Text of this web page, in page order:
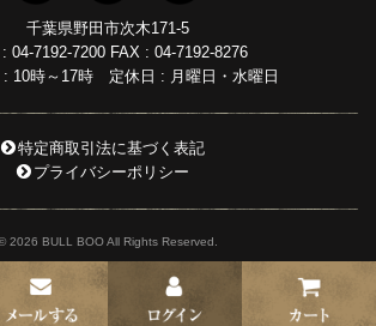
千葉県野田市次木171-5
04-7192-7200 FAX : 04-7192-8276
: 10時～17時 定休日 : 月曜日・水曜日
特定商取引法に基づく表記
プライバシーポリシー
2026 BULL BOO All Rights Reserved.